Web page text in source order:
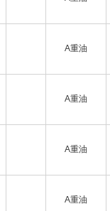
A重油
A重油
A重油
A重油